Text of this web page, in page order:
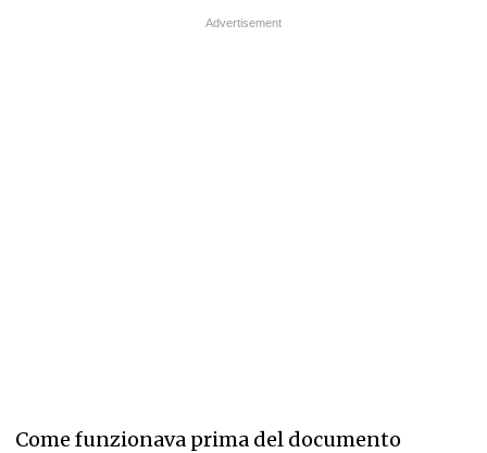
Come funzionava prima del documento